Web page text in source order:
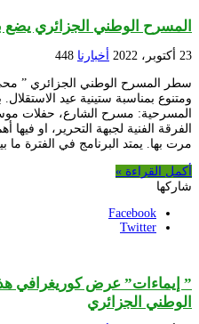
المسرح الوطني الجزائري يضع
23 أكتوبر، 2022 أخبارنا 448
سطر المسرح الوطني الجزائري ”
ومتنوع بمناسبة ستينية عيد
المسرحية: مسرح الشارع، حفلات
الفرقة الفنية لجبهة التحرير، او
مرت بها. يمتد البرنامج في الفترة ما بين
أكمل القراءة »
شاركها
Facebook
Twitter
الوطني الجزائري